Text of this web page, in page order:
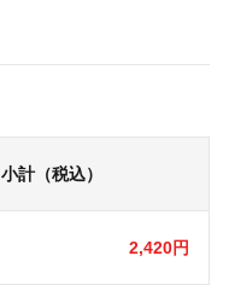
小計（税込）
2,420円